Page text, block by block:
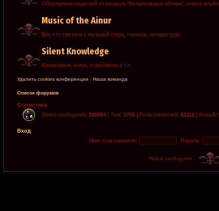
Обсуждение рецензий из раздела 'Музыкальные обзоры', новых
Music of the Ainur
Все что связано с музыкой (игра, техника, аппаратура)
Silent Knowledge
Философия, книги, психология и т.п.
Удалить cookies конференции | Наша команда
Список форумов
Статистика
Всего сообщений: 105964 | Тем: 3755 | Пользователей: 82118 | Новый
Вход
Имя пользователя:
Пароль:
Новые сообщения